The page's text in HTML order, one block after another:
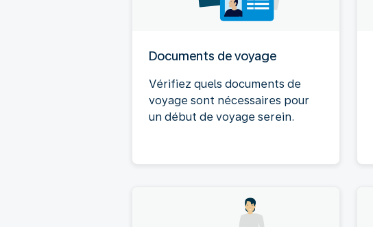
Documents de voyage
Vérifiez quels documents de
voyage sont nécessaires pour
un début de voyage serein.